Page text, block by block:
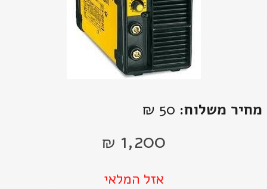
מחיר משלוח: 50 ₪
1,200
₪
אזל המלאי